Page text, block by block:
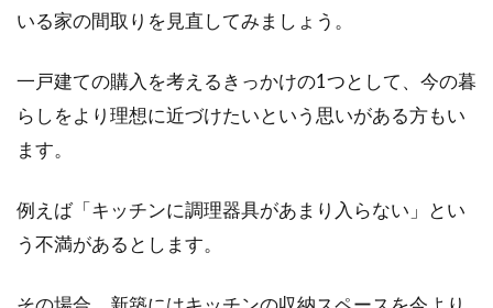
しない？実際はどうなの？
近年では、二世帯住宅にするという方も増えて
きています。その二世帯住宅のなかには「完全
分離型」...
住宅購入にはさまざまな諸費用が！
いる家の間取りを見直してみましょう。
一戸建ての購入を考えるきっかけの1つとして、今の暮
らしをより理想に近づけたいという思いがある方もい
ます。
例えば「キッチンに調理器具があまり入らない」とい
う不満があるとします。